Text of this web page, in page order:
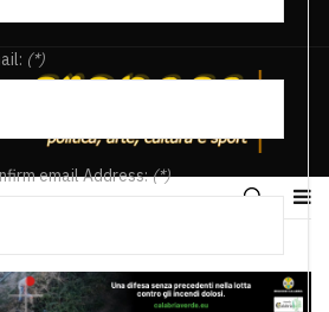
(*)
email Address:(*)